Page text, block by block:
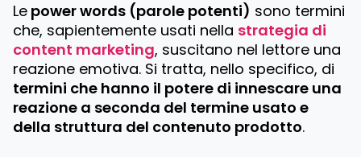
Le power words (parole potenti) sono termini
che, sapientemente usati nella strategia di
content marketing, suscitano nel lettore una
reazione emotiva. Si tratta, nello specifico, di
termini che hanno il potere di innescare una
reazione a seconda del termine usato e
della struttura del contenuto prodotto.